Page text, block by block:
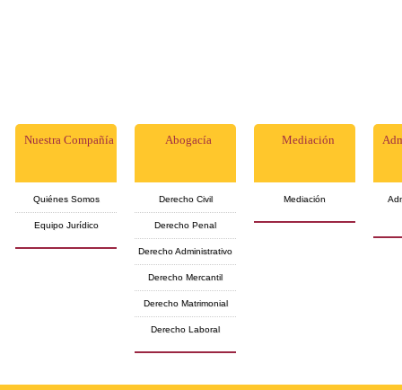
Nuestra Compañía
Quiénes Somos
Equipo Jurídico
Abogacía
Derecho Civil
Derecho Penal
Derecho Administrativo
Derecho Mercantil
Derecho Matrimonial
Derecho Laboral
Mediación
Mediación